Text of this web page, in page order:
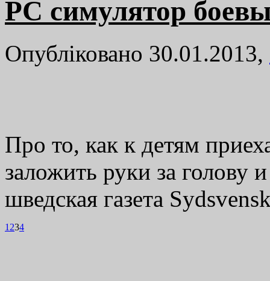
PC симулятор
Опубліковано 30.01.2013,
Про то, как к детям
заложить руки за голову
шведская газета
1 234